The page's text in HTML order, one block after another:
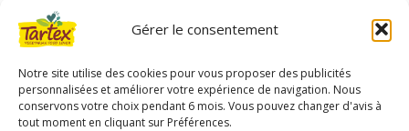
Gérer le consentement
Notre site utilise des cookies pour vous proposer des publicités
personnalisées et améliorer votre expérience de navigation. Nous
conservons votre choix pendant 6 mois. Vous pouvez changer d'avis à
tout moment en cliquant sur Préférences.
Facebook
Ecotone
www.consignesdetri.fr